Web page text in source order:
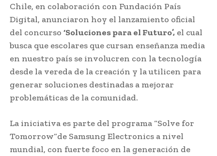
Chile, en colaboración con Fundación País
Digital, anunciaron hoy el lanzamiento oficial
del concurso ‘Soluciones para el Futuro’, el cual
busca que escolares que cursan enseñanza media
en nuestro país se involucren con la tecnología
desde la vereda de la creación y la utilicen para
generar soluciones destinadas a mejorar
problemáticas de la comunidad.
La iniciativa es parte del programa “Solve for
Tomorrow“de Samsung Electronics a nivel
mundial, con fuerte foco en la generación de